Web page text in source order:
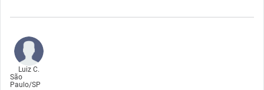
Luiz C.
São
Paulo/SP